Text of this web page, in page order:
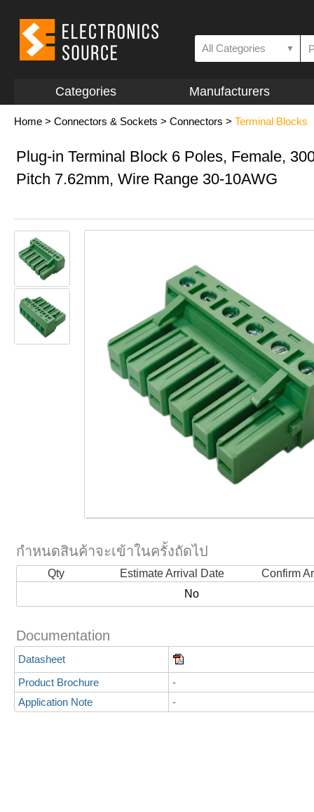
All Categories ▼
Categories Manufacturers
Home > Connectors & Sockets > Connectors > Terminal Blocks
Plug-in Terminal Block 6 Poles, Female,
Pitch 7.62mm, Wire Range 30-10AWG
กำหนดสินค้าจะเข้าในครั้งถัดไป
Qty Estimate Arrival Date
Confirm
No
Documentation
Datasheet
Product Brochure
-
Application Note
-